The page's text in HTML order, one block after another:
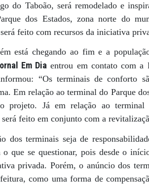
do Taboão, será remodelado e
dos Estados, zona norte do
feito com recursos da iniciativa
está chegando ao fim e a
Em Dia entrou em contato com a
“Os terminais de conforto
Em relação ao terminal do Parque
o projeto. Já em relação ao
feito em conjunto com a
dos terminais seja de
que se questionar, pois desde o
privada. Porém, o anúncio dos
como uma forma de